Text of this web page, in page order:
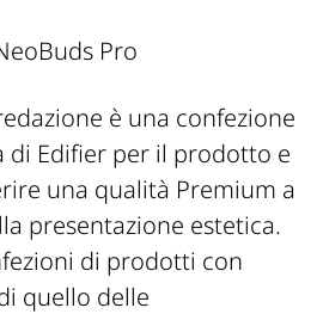
è una confezione
di Edifier per il prodotto e
una qualità Premium a
presentazione estetica.
di prodotti con
quello delle